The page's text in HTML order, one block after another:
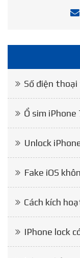
Số điện
Ổ sim iPhone
Unlock
Fake iOS
Cách kích
IPhone lock